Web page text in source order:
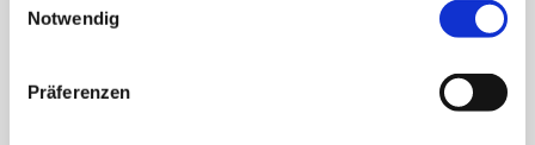
Notwendig
Präferenzen
Tagesordnung Bauausschuss am 04.06.2026